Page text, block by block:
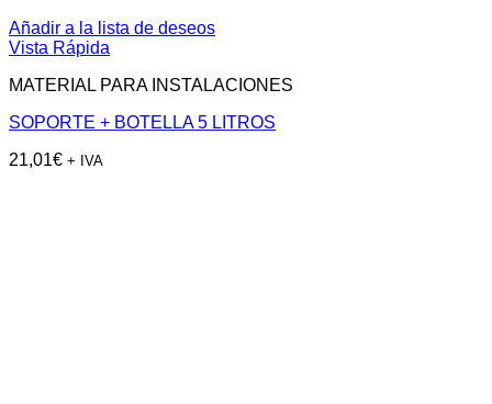
Añadir a la lista de deseos
Vista Rápida
MATERIAL PARA INSTALACIONES
SOPORTE + BOTELLA 5 LITROS
21,01€ + IVA